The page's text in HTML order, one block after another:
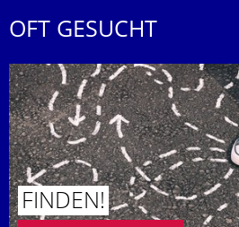
OFT GESUCHT
FINDEN!